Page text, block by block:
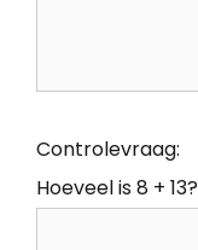
Controlevraag:
Hoeveel is 8 + 13?